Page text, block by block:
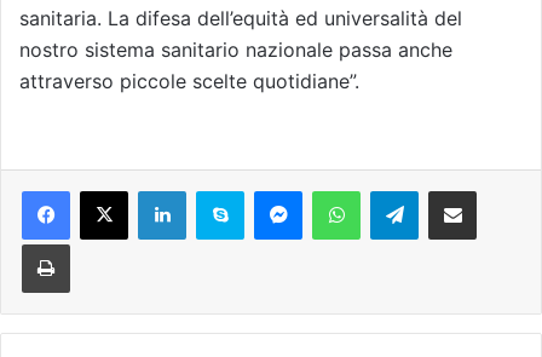
sanitaria. La difesa dell’equità ed universalità del
nostro sistema sanitario nazionale passa anche
attraverso piccole scelte quotidiane”.
Telegram